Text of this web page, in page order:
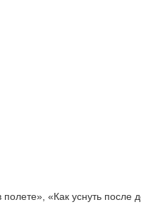
«Как уснуть после